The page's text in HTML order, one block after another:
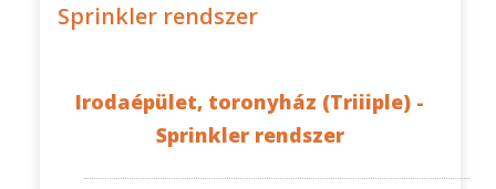
Sprinkler rendszer
Irodaépület, toronyház (Triiiple) -
Sprinkler rendszer